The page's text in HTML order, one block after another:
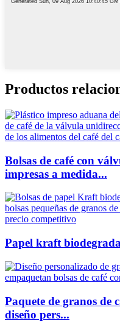
Productos
Bolsas de café con
impresas a medida...
Papel kraft
Paquete de granos de
diseño pers...